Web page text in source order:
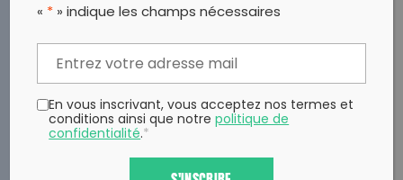
« * » indique les champs nécessaires
En vous inscrivant, vous acceptez nos termes et
conditions ainsi que notrepolitique de
confidentialité.*